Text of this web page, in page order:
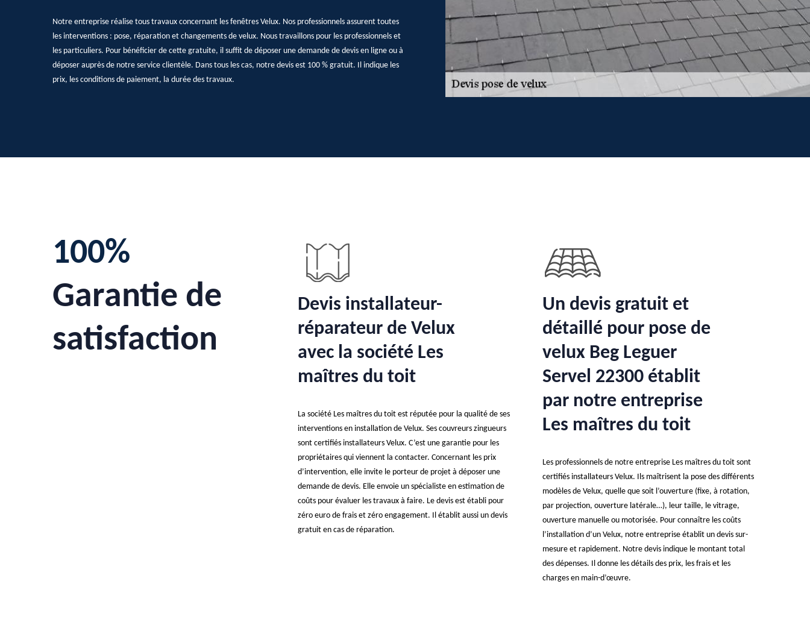
Notre entreprise réalise tous travaux concernant les fenêtres Velux. Nos professionnels assurent toutes
les interventions : pose, réparation et changements de velux. Nous travaillons pour les professionnels et
les particuliers. Pour bénéficier de cette gratuite, il suffit de déposer une demande de devis en ligne ou à
déposer auprès de notre service clientèle. Dans tous les cas, notre devis est 100 % gratuit. Il indique les
prix, les conditions de paiement, la durée des travaux.
100%
Garantie de
satisfaction
Devis installateur-
réparateur de Velux
avec la société Les
maîtres du toit
La société Les maîtres du toit est réputée pour la qualité de ses
interventions en installation de Velux. Ses couvreurs zingueurs
sont certifiés installateurs Velux. C’est une garantie pour les
propriétaires qui viennent la contacter. Concernant les prix
d’intervention, elle invite le porteur de projet à déposer une
demande de devis. Elle envoie un spécialiste en estimation de
coûts pour évaluer les travaux à faire. Le devis est établi pour
zéro euro de frais et zéro engagement. Il établit aussi un devis
gratuit en cas de réparation.
Un devis gratuit et
détaillé pour pose de
velux Beg Leguer
Servel 22300 établit
par notre entreprise
Les maîtres du toit
Les professionnels de notre entreprise Les maîtres du toit sont
certifiés installateurs Velux. Ils maîtrisent la pose des différents
modèles de Velux, quelle que soit l’ouverture (fixe, à rotation,
par projection, ouverture latérale…), leur taille, le vitrage,
ouverture manuelle ou motorisée. Pour connaître les coûts
l’installation d’un Velux, notre entreprise établit un devis sur-
mesure et rapidement. Notre devis indique le montant total
des dépenses. Il donne les détails des prix, les frais et les
charges en main-d’œuvre.